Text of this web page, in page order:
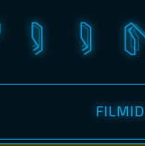
FILMID